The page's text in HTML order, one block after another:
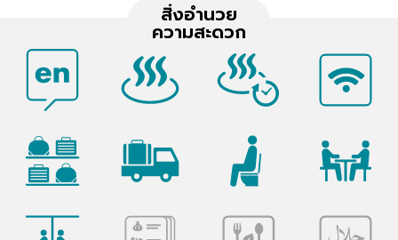
สิ่งอำนวย
ความสะดวก